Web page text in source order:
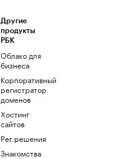
Другие
продукты
РБК
Облако для
бизнеса
Корпоративный
регистратор
доменов
Хостинг
сайтов
Рег.решения
Знакомства